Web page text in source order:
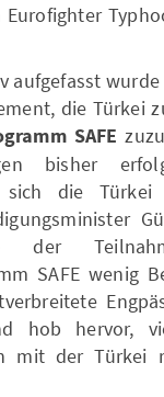
aufgefasst
die Türkei
SAFE
bisher
sich die
der
SAFE wenig
hob hervor,
mit der Türkei